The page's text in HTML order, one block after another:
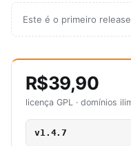
Este é o primeiro
R$39,90
licença GPL · domínios
v1.4.7